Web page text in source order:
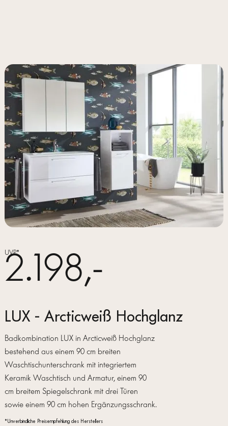
UVP*
2.198,-
LUX - Arcticweiß Hochglanz
Badkombination LUX in Arcticweiß Hochglanz
bestehend aus einem 90 cm breiten
Waschtischunterschrank mit integriertem
Keramik Waschtisch und Armatur, einem 90
cm breitem Spiegelschrank mit drei Türen
sowie einem 90 cm hohen Ergänzungsschrank.
*Unverbindliche Preisempfehlung des Herstellers